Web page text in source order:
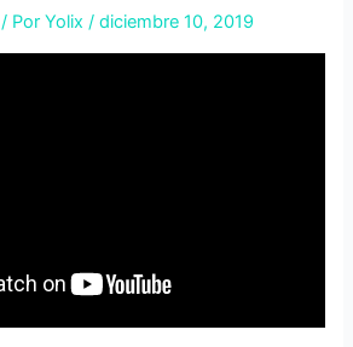
/ PorYolix/diciembre 10, 2019